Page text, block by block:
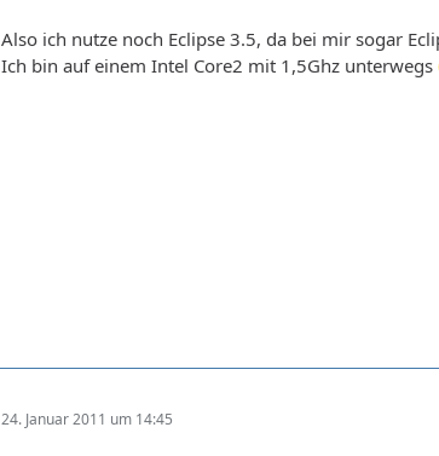
Also ich nutze noch Eclipse 3.5, da bei mir sogar
Ich bin auf einem Intel Core2 mit 1,5Ghz unterwegs
24. Januar 2011 um 14:45